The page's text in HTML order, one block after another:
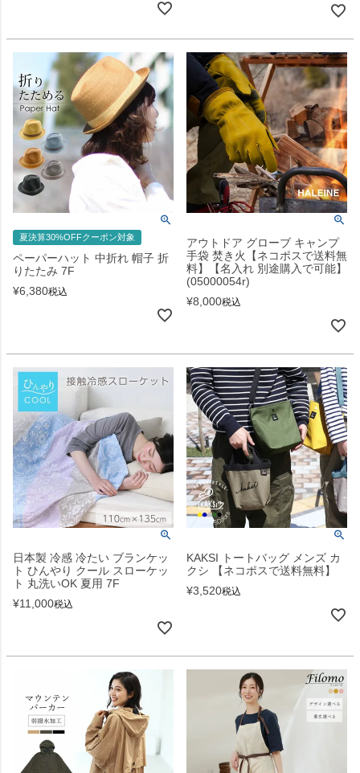
夏決算30%OFFクーポン対象
ペーパーハット 中折れ 帽子 折
りたたみ 7F
¥6,380税込
アウトドア グローブ キャンプ
手袋 焚き火【ネコポスで送料無
料】【名入れ 別途購入で可能】
(05000054r)
¥8,000税込
日本製 冷感 冷たい ブランケッ
ト ひんやり クール スローケッ
ト 丸洗いOK 夏用 7F
¥11,000税込
KAKSI トートバッグ メンズ カ
クシ 【ネコポスで送料無料】
¥3,520税込